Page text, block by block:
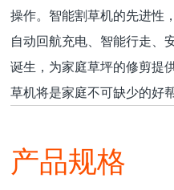
操作。智能割草机的先进性
自动回航充电、智能行走、
诞生，为家庭草坪的修剪提
草机将是家庭不可缺少的好
产品规格